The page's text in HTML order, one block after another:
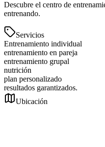
Descubre el centro de
entrenando.
Servicios
Entrenamiento individual
entrenamiento en pareja
entrenamiento grupal
nutrición
plan personalizado
resultados garantizados.
Ubicación